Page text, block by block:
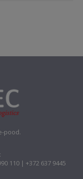
pood.
110 | +372 637 9445